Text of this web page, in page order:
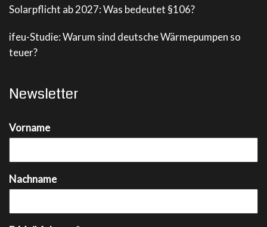
Solarpflicht ab 2027: Was bedeutet §106?
ifeu-Studie: Warum sind deutsche Wärmepumpen so
teuer?
Newsletter
Vorname
Nachname